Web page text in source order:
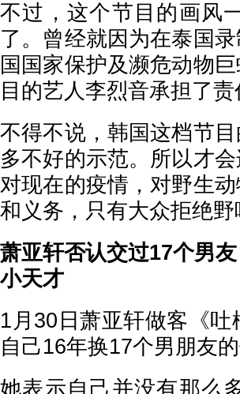
不过，这个节目的画风
了。曾经就因为在泰国
国国家保护及濒危动物
目的艺人李烈音承担了
不得不说，韩国这档节
多不好的示范。所以才
对现在的疫情，对野生
和义务，只有大众拒绝
萧亚轩否认交过17个男
小天才
1月30日萧亚轩做客《
自己16年换17个男朋友的
她表示自己并没有那么